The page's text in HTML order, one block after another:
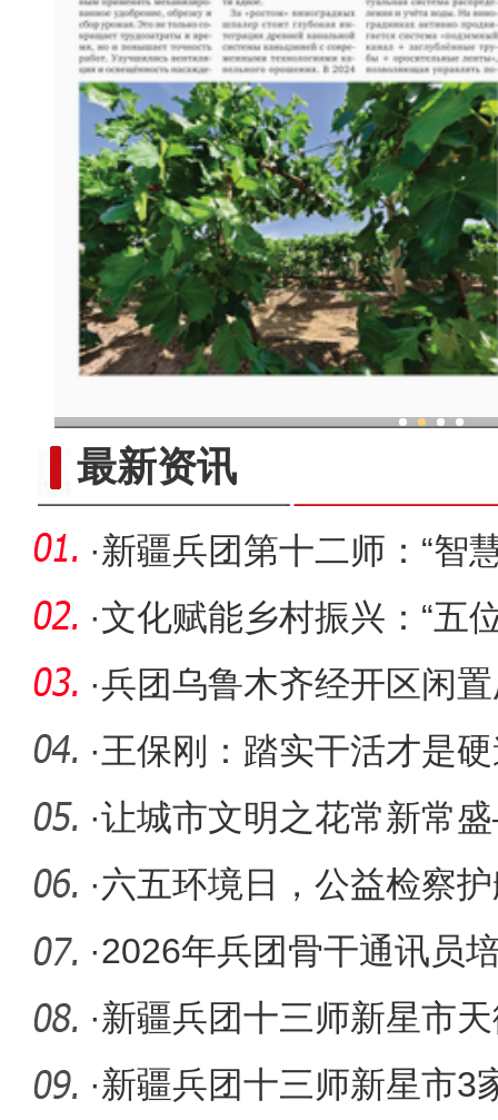
最新资讯
·新疆兵团第十二师：“智
力
·文化赋能乡村振兴：“五
乡村
·兵团乌鲁木齐经开区闲
引来80家
·王保刚：踏实干活才是
·让城市文明之花常新常
社会文明
·六五环境日，公益检察
·2026年兵团骨干通讯员
三师新星
·新疆兵团十三师新星市
里升腾“
·新疆兵团十三师新星市3